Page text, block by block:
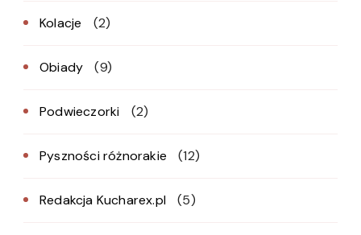
Kolacje (2)
Obiady (9)
Podwieczorki (2)
Pyszności różnorakie (12)
Redakcja Kucharex.pl (5)